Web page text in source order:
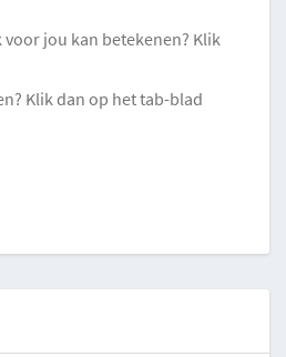
voor jou kan betekenen? Klik
Klik dan op het tab-blad